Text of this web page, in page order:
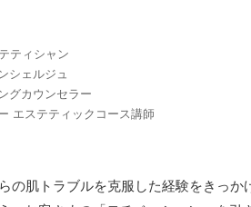
ティシャン
シェルジュ
グカウンセラー
エステティックコース講師
の肌トラブルを克服した経験をきっか